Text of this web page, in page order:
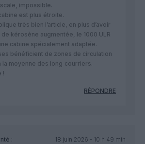
impossible.
est plus étroite.
très bien l’article, en plus d’avoir
de kérosène augmentée, le 1000 ULR
cabine spécialement adaptée.
bénéficient de zones de circulation
la moyenne des long‑courriers.
!
RÉPONDRE
:
18 juin 2026 - 10 h 49 min